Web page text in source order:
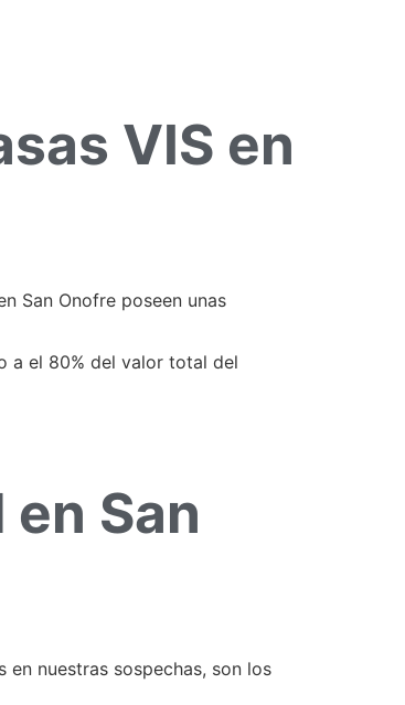
VIS en
San Onofre poseen unas
a el 80% del valor total del
San
nuestras sospechas, son los